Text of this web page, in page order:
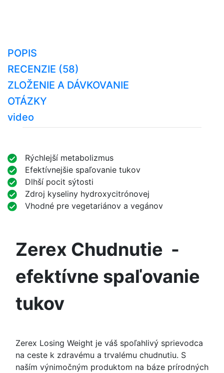
POPIS
RECENZIE (58)
ZLOŽENIE A DÁVKOVANIE
OTÁZKY
video
Rýchlejší metabolizmus
Efektívnejšie spaľovanie tukov
Dlhší pocit sýtosti
Zdroj kyseliny hydroxycitrónovej
Vhodné pre vegetariánov a vegánov
Zerex Chudnutie -
efektívne spaľovanie
tukov
Zerex Losing Weight je váš spoľahlivý sprievodca
na ceste k zdravému a trvalému chudnutiu. S
naším výnimočným produktom na báze prírodných